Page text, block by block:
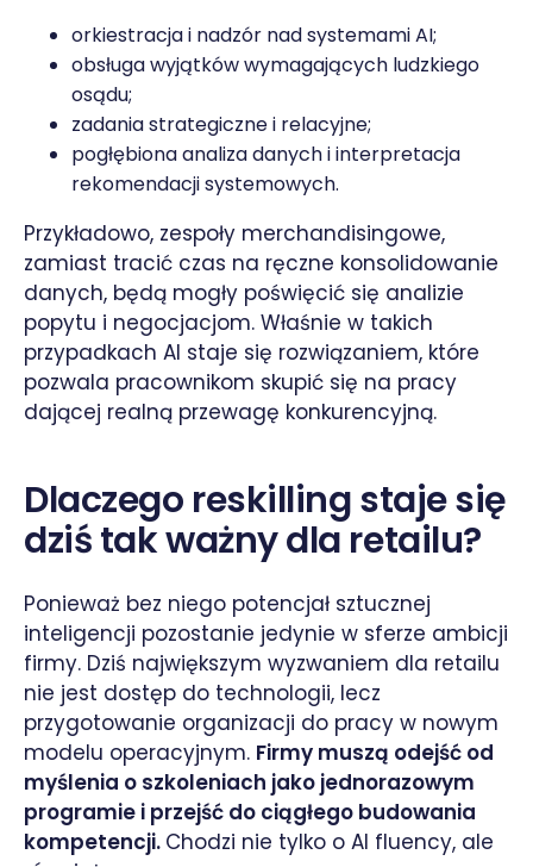
orkiestracja i nadzór nad systemami AI;
obsługa wyjątków wymagających ludzkiego
osądu;
zadania strategiczne i relacyjne;
pogłębiona analiza danych i interpretacja
rekomendacji systemowych.
Przykładowo, zespoły merchandisingowe,
zamiast tracić czas na ręczne konsolidowanie
danych, będą mogły poświęcić się analizie
popytu i negocjacjom. Właśnie w takich
przypadkach AI staje się rozwiązaniem, które
pozwala pracownikom skupić się na pracy
dającej realną przewagę konkurencyjną.
Dlaczego reskilling staje się
dziś tak ważny dla retailu?
Ponieważ bez niego potencjał sztucznej
inteligencji pozostanie jedynie w sferze ambicji
firmy. Dziś największym wyzwaniem dla retailu
nie jest dostęp do technologii, lecz
przygotowanie organizacji do pracy w nowym
modelu operacyjnym. Firmy muszą odejść od
myślenia o szkoleniach jako jednorazowym
programie i przejść do ciągłego budowania
kompetencji. Chodzi nie tylko o AI fluency, ale